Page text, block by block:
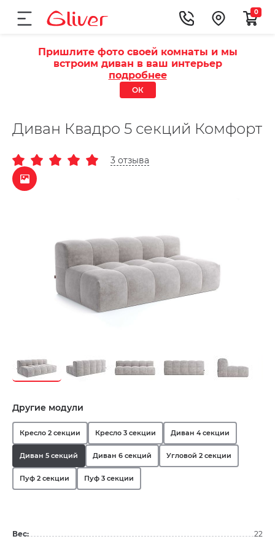
0
Пришлите фото своей комнаты и мы
встроим диван в ваш интерьер
подробнее
ОК
Диван Квадро 5 секций Комфорт
3 отзыва
Другие модули
Кресло 2 секции Кресло 3 секции Диван 4 секции
Диван 5 секций Диван 6 секций Угловой 2 секции
Пуф 2 секции Пуф 3 секции
Вес: 22